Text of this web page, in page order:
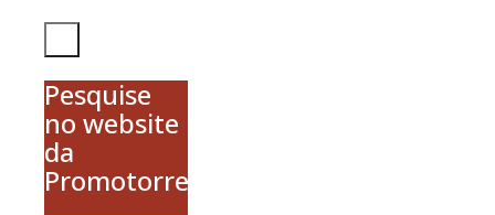
Pesquise
no website
da
Promotorres